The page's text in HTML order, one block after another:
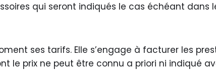
qui seront indiqués le cas échéant
ses tarifs. Elle s’engage à facturer les
le prix ne peut être connu a priori ni indiqué